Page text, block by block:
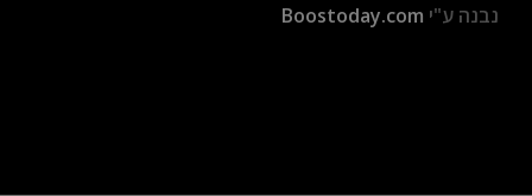
נבנה ע"י Boostoday.com